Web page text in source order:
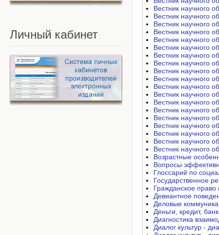
Вестник научного
Вестник научного
Вестник научного
Вестник научного
Вестник научного
Вестник научного
Вестник научного
Вестник научного
Вестник научного
Вестник научного
Вестник научного
Вестник научного
Вестник научного
Вестник научного
Вестник научного
Вестник научного
Вестник научного
Вестник научного
Вестник научного
Возрастные
Вопросы
Глоссарий по
Государственное
Гражданское право
Девиантное
Деловые
Деньги, кредит,
Диагностика
Диалог культур -
Личный кабинет